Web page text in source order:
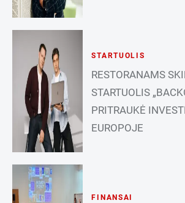
STARTUOLIS
RESTORANAMS
STARTUOLIS
PRITRAUKĖ
EUROPOJE
FINANSAI